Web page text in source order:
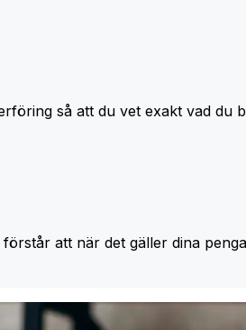
så att du vet exakt vad du
förstår att när det gäller dina